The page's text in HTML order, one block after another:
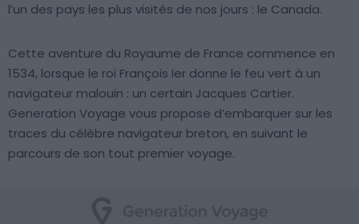
l’un des pays les plus visités de nos jours : le Canada.
Cette aventure du Royaume de France commence en
1534, lorsque le roi François Ier donne le feu vert à un
navigateur malouin : un certain Jacques Cartier.
Generation Voyage vous propose d’embarquer sur les
traces du célèbre navigateur breton, en suivant le
parcours de son tout premier voyage.